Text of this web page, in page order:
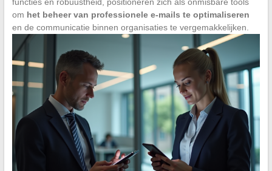
om het beheer van professionele e-mails te optimaliseren
en de communicatie binnen organisaties te vergemakkelijken.